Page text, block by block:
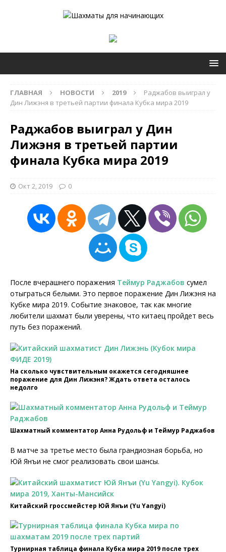
ГЛАВНАЯ НОВОСТИ 2019
Раджабов выиграл у
Дин Лижэня в третьей партии финала Кубка мира 2019
Раджабов выиграл у Дин
Лижэня в третьей партии
финала Кубка мира 2019
Окт 2, 2019 0
После вчерашнего поражения Теймур Раджабов сумел
отыграться белыми. Это первое поражение Дин Лижэня на
Кубке мира 2019. Событие знаковое, так как многие
любители шахмат были уверены, что китаец пройдет весь
путь без поражений.
На сколько чувствительным окажется сегодняшнее
поражение для Дин Лижэня? Ждать ответа осталось
недолго
Шахматный комментатор Анна Рудольф и Теймур Раджабов
В матче за третье место была грандиозная борьба, но
Юй Янъи не смог реализовать свои шансы.
Китайский гроссмейстер Юй Янъи (Yu Yangyi)
Турнирная таблица финала Кубка мира 2019 после трех